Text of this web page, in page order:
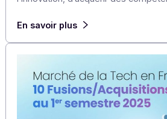
Marché de la Tech en
fusions/acquisitions
France. Elles permettent aux
l’innovation, d’acquérir des